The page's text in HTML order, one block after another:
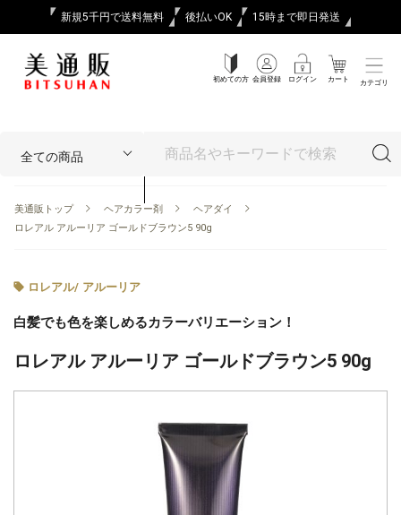
新規5千円で送料無料 後払いOK 15時まで即日発送
初めての方 会員登録 ログイン カート カテゴリ
美通販トップ ヘアカラー剤
ヘアダイ
ロレアル アルーリア ゴールドブラウン5 90g
ロレアル/ アルーリア
白髪でも色を楽しめるカラーバリエーション！
ロレアル アルーリア ゴールドブラウン5 90g